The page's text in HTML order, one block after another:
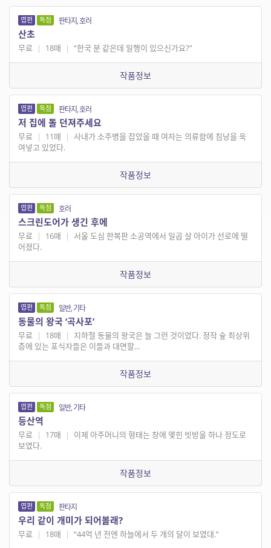
엽편 독점 판타지, 호러
산초
무료 | 18매 | “한국 분 같은데 일행이 있으신가요?”
작품정보
엽편 독점 판타지, 호러
저 집에 돌 던져주세요
무료 | 11매 |
사내가 소주병을 잡았을 때 여자는 의류함에 침낭을 욱
여넣고 있었다.
작품정보
엽편 독점 호러
스크린도어가 생긴 후에
무료 | 16매 |
서울 도심 한복판 소공역에서 일곱 살 아이가 선로에 떨
어졌다.
작품정보
엽편 독점 일반, 기타
동물의 왕국 ‘곡사포’
무료 | 18매 |
지하철 동물의 왕국은 늘 그런 것이었다. 정작 숲 최상위
층에 있는 포식자들은 이들과 대면할...
작품정보
엽편 독점 일반, 기타
등산역
무료 | 17매 |
이제 아주머니의 형태는 창에 맺힌 빗방울 하나 정도로
보였다.
작품정보
엽편 독점 판타지
우리 같이 개미가 되어볼래?
무료 | 18매 | “44억 년 전엔 하늘에서 두 개의 달이 보였대.”